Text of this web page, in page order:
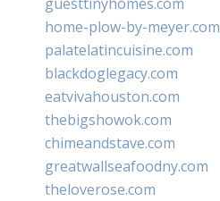
home-plow-by-meyer.com
palatelatincuisine.com
blackdoglegacy.com
eatvivahouston.com
thebigshowok.com
chimeandstave.com
greatwallseafoodny.com
theloverose.com